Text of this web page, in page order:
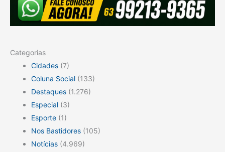
Categorias
Cidades (7)
Coluna Social (133)
Destaques (1.276)
Especial (3)
Esporte (1)
Nos Bastidores (105)
Notícias (4.969)